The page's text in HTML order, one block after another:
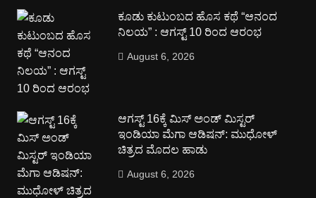
ಕೂಡು ಕುಟುಂಬದ ಹೊಸ ಕಥೆ “ಆನಂದ
ನಿಲಯ” : ಆಗಸ್ಟ್ 10 ರಿಂದ ಆರಂಭ
August 6, 2026
ಆಗಸ್ಟ್ 16ಕ್ಕೆ ಮಿಸ್ ಅಂಡ್ ಮಿಸ್ಟರ್
ಇಂಡಿಯಾ ಮೆಗಾ ಆಡಿಷನ್: ಮುಧೋಳ್
ಚಿತ್ರದ ಮೊದಲ ಹಾಡು
August 6, 2026